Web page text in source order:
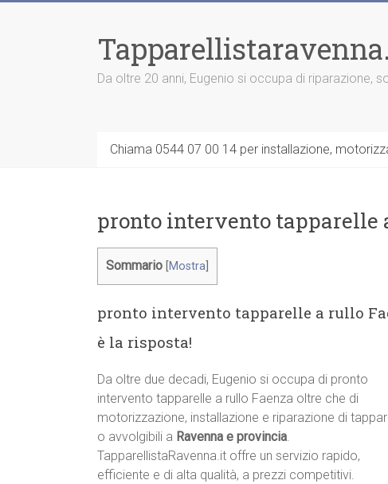
Da oltre 20 anni, Eugenio si occupa di riparazione,
Chiama 0544 07 00 14 per installazione,
pronto intervento tapparelle
Sommario Mostra
pronto intervento tapparelle a rullo
è la risposta!
Da oltre due decadi, Eugenio si occupa di pronto
intervento tapparelle a rullo Faenza oltre che di
motorizzazione, installazione e riparazione di
o avvolgibili a Ravenna e provincia.
TapparellistaRavenna.it offre un servizio rapido,
efficiente e di alta qualità, a prezzi competitivi.